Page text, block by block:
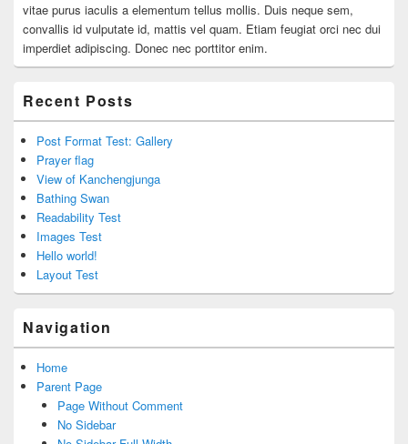
vitae purus iaculis a elementum tellus mollis. Duis neque sem,
convallis id vulputate id, mattis vel quam. Etiam feugiat orci nec dui
imperdiet adipiscing. Donec nec porttitor enim.
Recent Posts
Post Format Test: Gallery
Prayer flag
View of Kanchengjunga
Bathing Swan
Readability Test
Images Test
Hello world!
Layout Test
Navigation
Home
Parent Page
Page Without Comment
No Sidebar